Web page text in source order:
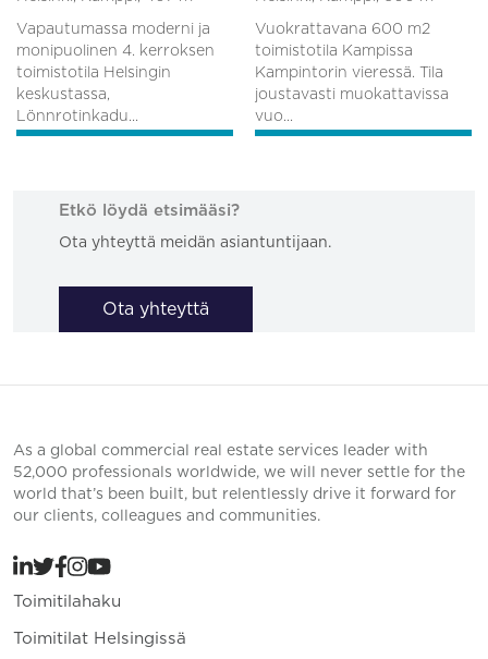
Vapautumassa moderni ja
monipuolinen 4. kerroksen
toimistotila Helsingin
keskustassa,
Lönnrotinkadu...
Vuokrattavana 600 m2
toimistotila Kampissa
Kampintorin vieressä. Tila
joustavasti muokattavissa
vuo...
Etkö löydä etsimääsi?
Ota yhteyttä meidän asiantuntijaan.
Ota yhteyttä
As a global commercial real estate services leader with
52,000 professionals worldwide, we will never settle for the
world that’s been built, but relentlessly drive it forward for
our clients, colleagues and communities.
Toimitilahaku
Toimitilat Helsingissä